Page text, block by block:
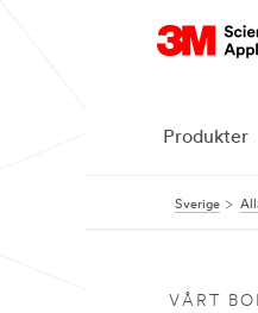
Produkter
Sverige
VÅRT